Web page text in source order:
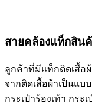
สายคล้องแท็กสิน
ลูกค้าที่มีแท็กติดเสื้อ
จากติดเสื้อผ้าเป็นแบ
กระเป๋าร้องเท้า กระ